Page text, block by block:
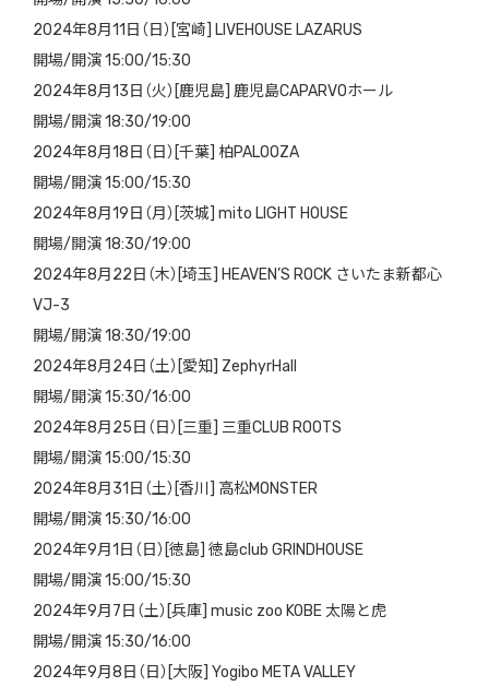
2024年8月11日（日）[宮崎] LIVEHOUSE LAZARUS
開場/開演 15:00/15:30
2024年8月13日（火）[鹿児島] 鹿児島CAPARVOホール
開場/開演 18:30/19:00
2024年8月18日（日）[千葉] 柏PALOOZA
開場/開演 15:00/15:30
2024年8月19日（月）[茨城] mito LIGHT HOUSE
開場/開演 18:30/19:00
2024年8月22日（木）[埼玉] HEAVEN’S ROCK さいたま新都心
VJ-3
開場/開演 18:30/19:00
2024年8月24日（土）[愛知] ZephyrHall
開場/開演 15:30/16:00
2024年8月25日（日）[三重] 三重CLUB ROOTS
開場/開演 15:00/15:30
2024年8月31日（土）[香川] 高松MONSTER
開場/開演 15:30/16:00
2024年9月1日（日）[徳島] 徳島club GRINDHOUSE
開場/開演 15:00/15:30
2024年9月7日（土）[兵庫] music zoo KOBE 太陽と虎
開場/開演 15:30/16:00
2024年9月8日（日）[大阪] Yogibo META VALLEY